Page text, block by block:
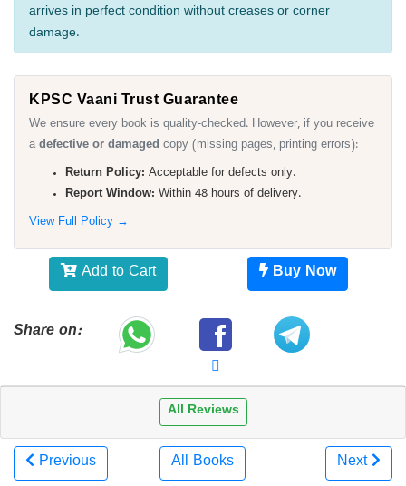
arrives in perfect condition without creases or corner
damage.
KPSC Vaani Trust Guarantee
We ensure every book is quality-checked. However, if you receive
adefective or damaged copy (missing pages, printing errors):
Return Policy: Acceptable for defects only.
Report Window: Within 48 hours of delivery.
View Full Policy →
Add to Cart Buy Now
Share on:
All Reviews
Previous All Books Next